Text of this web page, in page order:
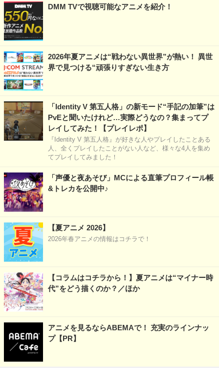
DMM TVで視聴可能なアニメを紹介！
2026年夏アニメは“戦わない異世界”が熱い！ 異世
界で見つける“頑張りすぎない生き方
「Identity V 第五人格」の新モード“手記の加筆”は
PvEと聞いたけれど…実際どうなの？集まってプ
レイしてみた！【プレイレポ】
『Identity V 第五人格』が好きな人やプレイしたことある
人、全くプレイしたことがない人など、様々な4人を集め
てプレイしてみました！
「声優と夜あそび」MCによる直筆プロフィール帳
&トレカを公開中♪
【夏アニメ 2026】
2026年春アニメの情報はコチラで！
【コラムはコチラから！】夏アニメは“マイナー時
代”をどう描くのか？／ほか
アニメを見るならABEMAで！ 充実のラインナッ
プ【PR】